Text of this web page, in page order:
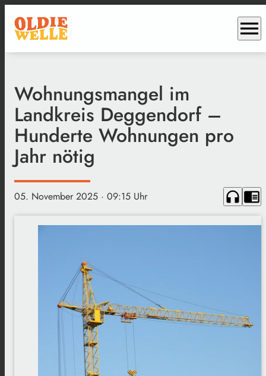
menu
Wohnungsmangel im
Landkreis Deggendorf –
Hunderte Wohnungen pro
Jahr nötig
05. November 2025 · 09:15 Uhr headphones chrome_reader_mode